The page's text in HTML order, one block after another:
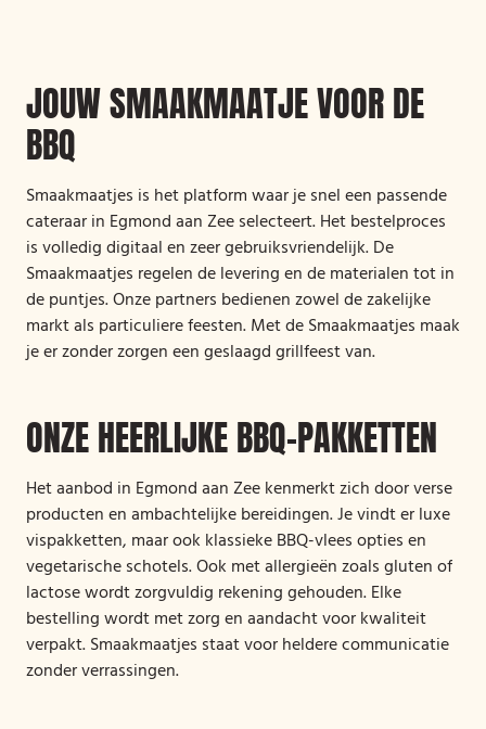
JOUW SMAAKMAATJE VOOR DE
BBQ
Smaakmaatjes is het platform waar je snel een passende
cateraar in Egmond aan Zee selecteert. Het bestelproces
is volledig digitaal en zeer gebruiksvriendelijk. De
Smaakmaatjes regelen de levering en de materialen tot in
de puntjes. Onze partners bedienen zowel de zakelijke
markt als particuliere feesten. Met de Smaakmaatjes maak
je er zonder zorgen een geslaagd grillfeest van.
ONZE HEERLIJKE BBQ-PAKKETTEN
Het aanbod in Egmond aan Zee kenmerkt zich door verse
producten en ambachtelijke bereidingen. Je vindt er luxe
vispakketten, maar ook klassieke BBQ-vlees opties en
vegetarische schotels. Ook met allergieën zoals gluten of
lactose wordt zorgvuldig rekening gehouden. Elke
bestelling wordt met zorg en aandacht voor kwaliteit
verpakt. Smaakmaatjes staat voor heldere communicatie
zonder verrassingen.